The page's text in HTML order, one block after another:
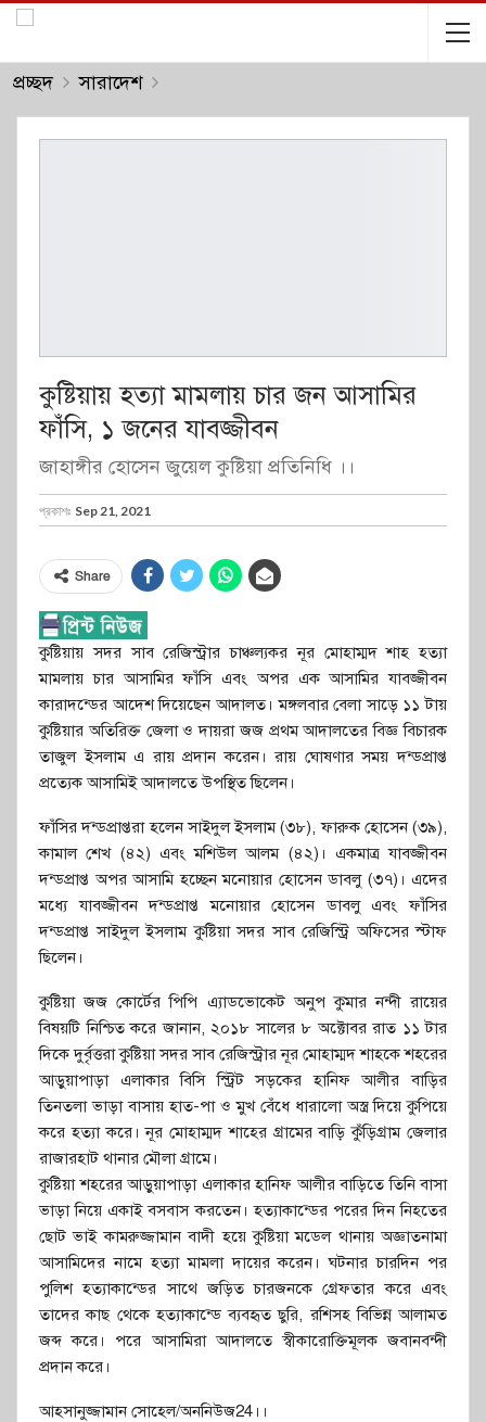
প্রচ্ছদ সারাদেশ
কুষ্টিয়ায় হত্যা মামলায় চার জন আসামির
ফাঁসি, ১ জনের যাবজ্জীবন
জাহাঙ্গীর হোসেন জুয়েল কুষ্টিয়া প্রতিনিধি ।।
প্রকাশঃ Sep 21, 2021
Share
কুষ্টিয়ায় সদর সাব রেজিস্ট্রার চাঞ্চল্যকর নূর মোহাম্মদ শাহ হত্যা
মামলায় চার আসামির ফাঁসি এবং অপর এক আসামির যাবজ্জীবন
কারাদন্ডের আদেশ দিয়েছেন আদালত। মঙ্গলবার বেলা সাড়ে ১১ টায়
কুষ্টিয়ার অতিরিক্ত জেলা ও দায়রা জজ প্রথম আদালতের বিজ্ঞ বিচারক
তাজুল ইসলাম এ রায় প্রদান করেন। রায় ঘোষণার সময় দন্ডপ্রাপ্ত
প্রত্যেক আসামিই আদালতে উপস্থিত ছিলেন।
ফাঁসির দন্ডপ্রাপ্তরা হলেন সাইদুল ইসলাম (৩৮), ফারুক হোসেন (৩৯),
কামাল শেখ (৪২) এবং মশিউল আলম (৪২)। একমাত্র যাবজ্জীবন
দন্ডপ্রাপ্ত অপর আসামি হচ্ছেন মনোয়ার হোসেন ডাবলু (৩৭)। এদের
মধ্যে যাবজ্জীবন দন্ডপ্রাপ্ত মনোয়ার হোসেন ডাবলু এবং ফাঁসির
দন্ডপ্রাপ্ত সাইদুল ইসলাম কুষ্টিয়া সদর সাব রেজিস্ট্রি অফিসের স্টাফ
ছিলেন।
কুষ্টিয়া জজ কোর্টের পিপি এ্যাডভোকেট অনুপ কুমার নন্দী রায়ের
বিষয়টি নিশ্চিত করে জানান, ২০১৮ সালের ৮ অক্টোবর রাত ১১ টার
দিকে দুর্বৃত্তরা কুষ্টিয়া সদর সাব রেজিস্ট্রার নূর মোহাম্মদ শাহকে শহরের
আড়ুয়াপাড়া এলাকার বিসি স্ট্রিট সড়কের হানিফ আলীর বাড়ির
তিনতলা ভাড়া বাসায় হাত-পা ও মুখ বেঁধে ধারালো অস্ত্র দিয়ে কুপিয়ে
করে হত্যা করে। নূর মোহাম্মদ শাহের গ্রামের বাড়ি কুঁড়িগ্রাম জেলার
রাজারহাট থানার মৌলা গ্রামে।
কুষ্টিয়া শহরের আড়ুয়াপাড়া এলাকার হানিফ আলীর বাড়িতে তিনি বাসা
ভাড়া নিয়ে একাই বসবাস করতেন। হত্যাকান্ডের পরের দিন নিহতের
ছোট ভাই কামরুজ্জামান বাদী হয়ে কুষ্টিয়া মডেল থানায় অজ্ঞাতনামা
আসামিদের নামে হত্যা মামলা দায়ের করেন। ঘটনার চারদিন পর
পুলিশ হত্যাকান্ডের সাথে জড়িত চারজনকে গ্রেফতার করে এবং
তাদের কাছ থেকে হত্যাকান্ডে ব্যবহৃত ছুরি, রশিসহ বিভিন্ন আলামত
জব্দ করে। পরে আসামিরা আদালতে স্বীকারোক্তিমূলক জবানবন্দী
প্রদান করে।
আহসানুজ্জামান সোহেল/অননিউজ24।।